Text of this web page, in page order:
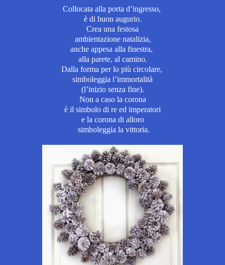
Collocata alla porta d’ingresso,
è di buon augurio.
Crea una festosa
ambientazione natalizia,
anche appesa alla finestra,
alla parete, al camino.
Dalla forma per lo più circolare,
simboleggia l’immortalità
(l’inizio senza fine).
Non a caso la corona
è il simbolo di re ed imperatori
e la corona di alloro
simboleggia la vittoria.